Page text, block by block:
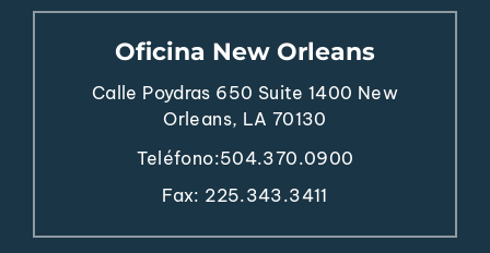
Oficina New Orleans
Calle Poydras 650 Suite 1400 New
Orleans, LA 70130
Teléfono:504.370.0900
Fax: 225.343.3411